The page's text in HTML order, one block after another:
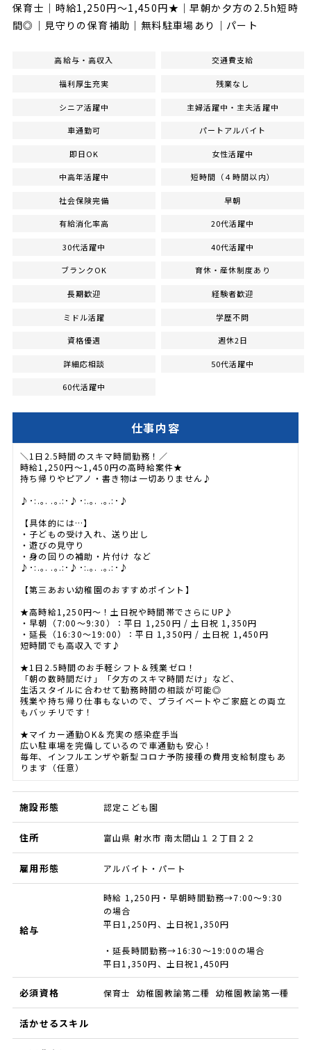
保育士｜時給1,250円〜1,450円★｜早朝か夕方の2.5h短時
間◎｜見守りの保育補助｜無料駐車場あり｜パート
高給与・高収入 交通費支給
福利厚生充実 残業なし
シニア活躍中 主婦活躍中・主夫活躍中
車通勤可 パートアルバイト
即日OK 女性活躍中
中高年活躍中 短時間（４時間以内）
社会保険完備 早朝
有給消化率高 20代活躍中
30代活躍中 40代活躍中
ブランクOK 育休・産休制度あり
長期歓迎 経験者歓迎
ミドル活躍 学歴不問
資格優遇 週休2日
詳細応相談 50代活躍中
60代活躍中
仕事内容
＼1日2.5時間のスキマ時間勤務！／
時給1,250円〜1,450円の高時給案件★
持ち帰りやピアノ・書き物は一切ありません♪
♪･:.｡. .｡.:･♪･:.｡. .｡.:･♪
【具体的には…】
・子どもの受け入れ、送り出し
・遊びの見守り
・身の回りの補助・片付け など
♪･:.｡. .｡.:･♪･:.｡. .｡.:･♪
【第三あおい幼稚園のおすすめポイント】
★高時給1,250円〜！土日祝や時間帯でさらにUP♪
・早朝（7:00〜9:30）：平日 1,250円 / 土日祝 1,350円
・延長（16:30〜19:00）：平日 1,350円 / 土日祝 1,450円
短時間でも高収入です♪
★1日2.5時間のお手軽シフト＆残業ゼロ！
「朝の数時間だけ」「夕方のスキマ時間だけ」など、
生活スタイルに合わせて勤務時間の相談が可能◎
残業や持ち帰り仕事もないので、プライベートやご家庭との両立
もバッチリです！
★マイカー通勤OK＆充実の感染症手当
広い駐車場を完備しているので車通勤も安心！
毎年、インフルエンザや新型コロナ予防接種の費用支給制度もあ
ります（任意）
施設形態 認定こども園
住所 富山県 射水市 南太閤山１２丁目２２
雇用形態 アルバイト・パート
給与
時給 1,250円・早朝時間勤務→7:00～9:30
の場合
平日1,250円、土日祝1,350円
・延長時間勤務→16:30～19:00の場合
平日1,350円、土日祝1,450円
必須資格 保育士 幼稚園教諭第二種 幼稚園教諭第一種
活かせるスキル